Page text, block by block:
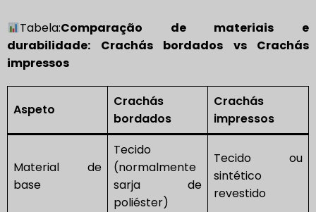
Tabela:Comparação de materiais e
durabilidade: Crachás bordados vs Crachás
impressos
Aspeto
Crachás
bordados
Crachás
impressos
Material de
base
Tecido
(normalmente
sarja de
poliéster)
Tecido ou
sintético
revestido